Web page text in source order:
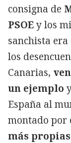
consigna de
PSOEy los
sanchista
los
Canarias,
un ejemplo
España al
montado por
más